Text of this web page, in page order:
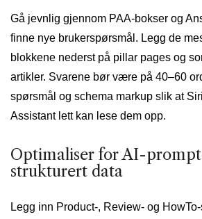
Gå jevnlig gjennom PAA-bokser og
finne nye brukerspørsmål. Legg de
blokkene nederst på pillar pages og
artikler. Svarene bør være på 40–60
spørsmål og schema markup slik at
Assistant lett kan lese dem opp.
Optimaliser for AI-
strukturert data
Legg inn Product-, Review- og